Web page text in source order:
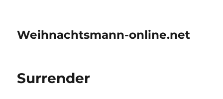
Weihnachtsmann-online.net
Surrender